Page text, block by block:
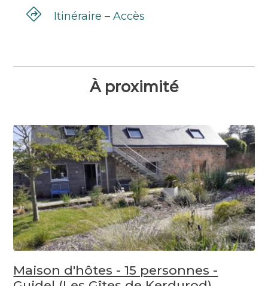
Itinéraire – Accès
À proximité
Maison d'hôtes - 15 personnes -